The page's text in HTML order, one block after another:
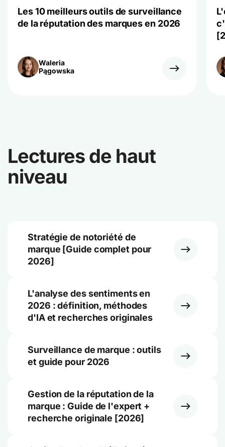
Les 10 meilleurs outils de surveillance
de la réputation des marques en 2026
Waleria
Pągowska
Lectures de haut
niveau
Stratégie de notoriété de
marque [Guide complet pour
2026]
L'analyse des sentiments en
2026 : définition, méthodes
d'IA et recherches originales
Surveillance de marque : outils
et guide pour 2026
Gestion de la réputation de la
marque : Guide de l'expert +
recherche originale [2026]